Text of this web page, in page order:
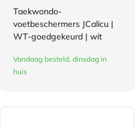
Taekwondo-
voetbeschermers JCalicu |
WT-goedgekeurd | wit
Vandaag besteld, dinsdag in
huis